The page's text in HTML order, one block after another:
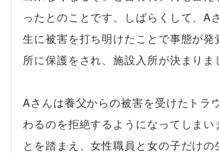
ったとのことです。しばらくして、A
生に被害を打ち明けたことで事態が発
所に保護をされ、施設入所が決まりま
Aさんは養父からの被害を受けたトラ
わるのを拒絶するようになってしまい
とを踏まえ、女性職員と女の子だけ